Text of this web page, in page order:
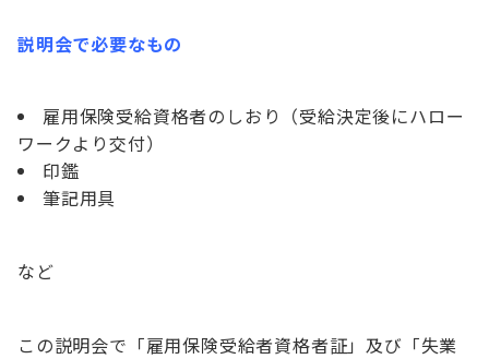
説明会で必要なもの
雇用保険受給資格者のしおり（受給決定後にハロー
ワークより交付）
印鑑
筆記用具
など
この説明会で「雇用保険受給者資格者証」及び「失業